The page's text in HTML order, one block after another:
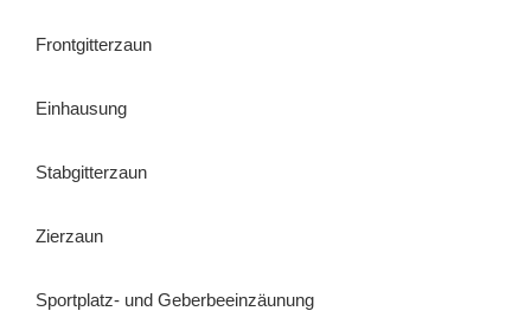
Frontgitterzaun
Einhausung
Stabgitterzaun
Zierzaun
Sportplatz- und Geberbeeinzäunung